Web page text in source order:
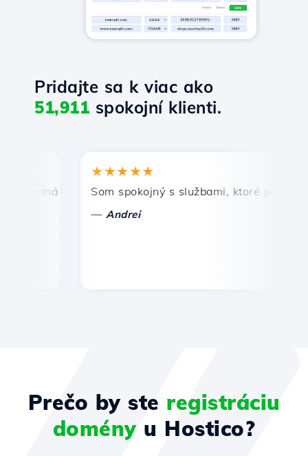
Pridajte sa k viac ako
51,911 spokojní klienti.
a efektívna technická podpora.
★★★★★
Som spokojný s službami, ktoré ponúka
Andrei
Prečo by ste registráciu
doményu Hostico?